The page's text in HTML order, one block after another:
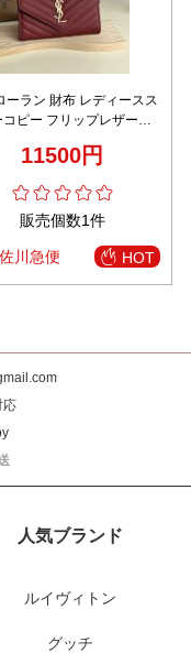
ーラン 財布 レディースス
ピー フリップレザー財
11500円
販売個数1件
佐川急便 HOT
応
人気ブランド
ルイヴィトン
グッチ